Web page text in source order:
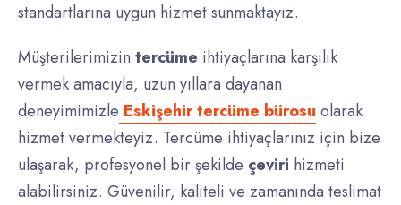
standartlarına uygun hizmet sunmaktayız.
Müşterilerimizin tercüme ihtiyaçlarına karşılık
vermek amacıyla, uzun yıllara dayanan
deneyimimizle Eskişehir tercüme bürosu olarak
hizmet vermekteyiz. Tercüme ihtiyaçlarınız için bize
ulaşarak, profesyonel bir şekilde çeviri hizmeti
alabilirsiniz. Güvenilir, kaliteli ve zamanında teslimat